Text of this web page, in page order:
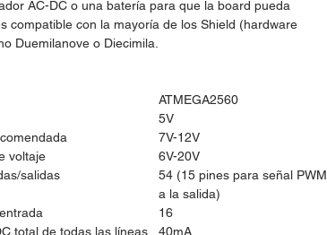
AC-DC o una baterí­a para que la board pueda
compatible con la mayorí­a de los Shield (hardware
Duemilanove o Diecimila.
ATMEGA2560
5V
7V-12V
voltaje
6V-20V
salidas
54 (15 pines para señal PWM
a la salida)
16
total de todas las lí­neas
40mA